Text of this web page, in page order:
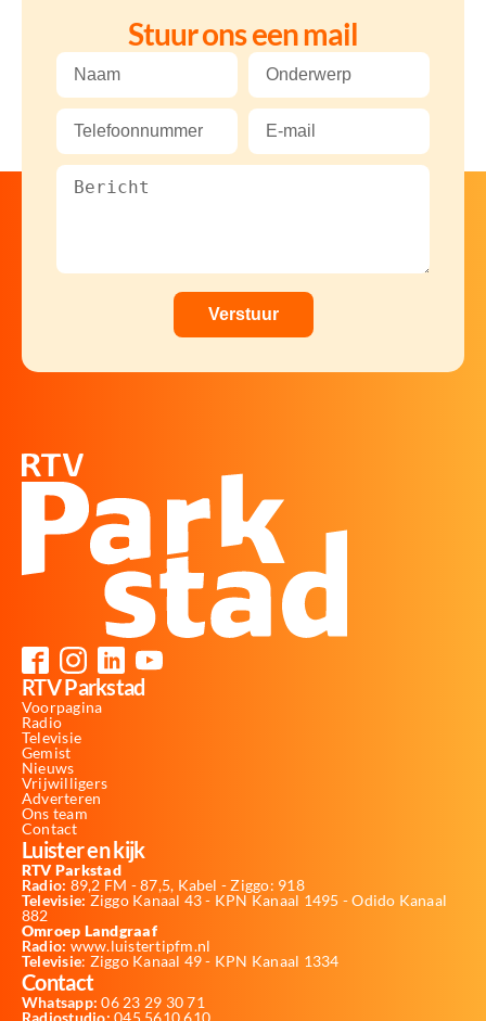
Stuur ons een mail
RTV Parkstad
Voorpagina
Radio
Televisie
Gemist
Nieuws
Vrijwilligers
Adverteren
Ons team
Contact
Luister en kijk
RTV Parkstad
Radio: 89,2 FM - 87,5, Kabel - Ziggo: 918
Televisie: Ziggo Kanaal 43 - KPN Kanaal 1495 - Odido Kanaal
882
Omroep Landgraaf
Radio: www.luistertipfm.nl
Televisie: Ziggo Kanaal 49 - KPN Kanaal 1334
Contact
Whatsapp: 06 23 29 30 71
Radiostudio: 045 5610 610